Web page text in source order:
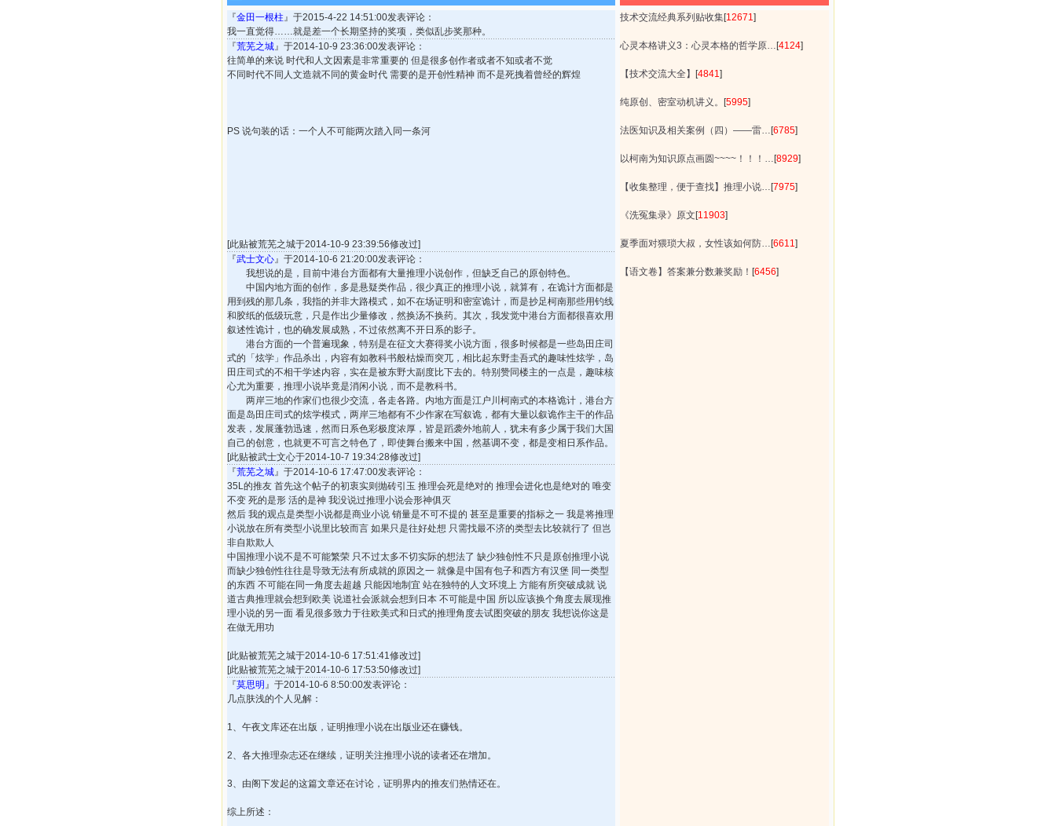
『金田一根柱』于2015-4-22 14:51:00发表评论：
我一直觉得……就是差一个长期坚持的奖项，类似乱步奖那种。
『荒芜之城』于2014-10-9 23:36:00发表评论：
往简单的来说 时代和人文因素是非常重要的 但是很多创作者或者不知或者不觉
不同时代不同人文造就不同的黄金时代 需要的是开创性精神 而不是死拽着曾经的辉煌
PS 说句装的话：一个人不可能两次踏入同一条河
[此贴被荒芜之城于2014-10-9 23:39:56修改过]
『武士文心』于2014-10-6 21:20:00发表评论：
我想说的是，目前中港台方面都有大量推理小说创作，但缺乏自己的原创特色。
中国内地方面的创作，多是悬疑类作品，很少真正的推理小说，就算有，在诡计方面都是
用到残的那几条，我指的并非大路模式，如不在场证明和密室诡计，而是抄足柯南那些用钓线
和胶纸的低级玩意，只是作出少量修改，然换汤不换药。其次，我发觉中港台方面都很喜欢用
叙述性诡计，也的确发展成熟，不过依然离不开日系的影子。
港台方面的一个普遍现象，特别是在征文大赛得奖小说方面，很多时候都是一些岛田庄司
式的「炫学」作品杀出，内容有如教科书般枯燥而突兀，相比起东野圭吾式的趣味性炫学，岛
田庄司式的不相干学述内容，实在是被东野大副度比下去的。特别赞同楼主的一点是，趣味核
心尤为重要，推理小说毕竟是消闲小说，而不是教科书。
两岸三地的作家们也很少交流，各走各路。内地方面是江户川柯南式的本格诡计，港台方
面是岛田庄司式的炫学模式，两岸三地都有不少作家在写叙诡，都有大量以叙诡作主干的作品
发表，发展蓬勃迅速，然而日系色彩极度浓厚，皆是蹈袭外地前人，犹未有多少属于我们大国
自己的创意，也就更不可言之特色了，即使舞台搬来中国，然基调不变，都是变相日系作品。
[此贴被武士文心于2014-10-7 19:34:28修改过]
『荒芜之城』于2014-10-6 17:47:00发表评论：
35L的推友 首先这个帖子的初衷实则抛砖引玉 推理会死是绝对的 推理会进化也是绝对的 唯变
不变 死的是形 活的是神 我没说过推理小说会形神俱灭
然后 我的观点是类型小说都是商业小说 销量是不可不提的 甚至是重要的指标之一 我是将推理
小说放在所有类型小说里比较而言 如果只是往好处想 只需找最不济的类型去比较就行了 但岂
非自欺欺人
中国推理小说不是不可能繁荣 只不过太多不切实际的想法了 缺少独创性不只是原创推理小说
而缺少独创性往往是导致无法有所成就的原因之一 就像是中国有包子和西方有汉堡 同一类型
的东西 不可能在同一角度去超越 只能因地制宜 站在独特的人文环境上 方能有所突破成就 说
道古典推理就会想到欧美 说道社会派就会想到日本 不可能是中国 所以应该换个角度去展现推
理小说的另一面 看见很多致力于往欧美式和日式的推理角度去试图突破的朋友 我想说你这是
在做无用功
[此贴被荒芜之城于2014-10-6 17:51:41修改过]
[此贴被荒芜之城于2014-10-6 17:53:50修改过]
『莫思明 』于2014-10-6 8:50:00发表评论：
几点肤浅的个人见解：
1、午夜文库还在出版，证明推理小说在出版业还在赚钱。
2、各大推理杂志还在继续，证明关注推理小说的读者还在增加。
3、由阁下发起的这篇文章还在讨论，证明界内的推友们热情还在。
综上所述：
技术交流经典系列贴收集[12671]
心灵本格讲义3：心灵本格的哲学原… [4124]
【技术交流大全】 [4841]
纯原创、密室动机讲义。 [5995]
法医知识及相关案例（四）——雷… [6785]
以柯南为知识原点画圆~~~~！！！… [8929]
【收集整理，便于查找】推理小说… [7975]
《洗冤集录》原文 [11903]
夏季面对猥琐大叔，女性该如何防… [6611]
【语文卷】答案兼分数兼奖励！ [6456]